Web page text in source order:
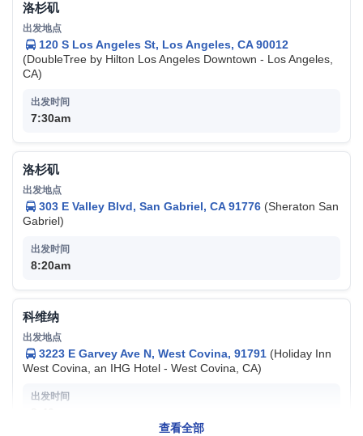
到。其中大盐湖日落，我们将以KFC全美第一家特许经营店
打卡游替换
洛杉矶
120 S Los Angeles St, Los Angeles, CA 90012
(DoubleTree by Hilton Los Angeles Downtown - Los Angeles,
CA)
7:30am
洛杉矶
303 E Valley Blvd, San Gabriel, CA 91776(Sheraton San
Gabriel)
8:20am
科维纳
3223 E Garvey Ave N, West Covina, 91791(Holiday Inn
West Covina, an IHG Hotel - West Covina, CA)
查看全部